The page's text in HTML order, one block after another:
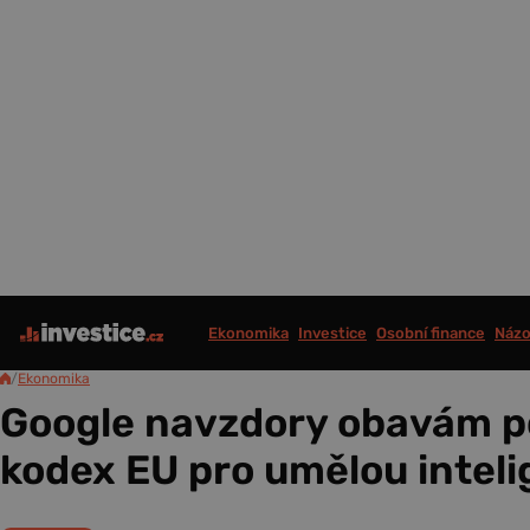
Ekonomika Investice Osobní finance
/Ekonomika
Google navzdory obavám
kodex EU pro umělou